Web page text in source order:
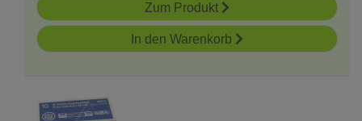
Zum Produkt
In den Warenkorb